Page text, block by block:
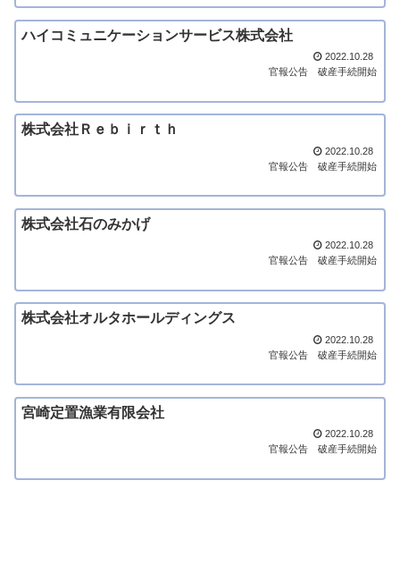
ハイコミュニケーションサービス株式会社
2022.10.28
官報公告
破産手続開始
株式会社Ｒｅｂｉｒｔｈ
2022.10.28
官報公告
破産手続開始
株式会社石のみかげ
2022.10.28
官報公告
破産手続開始
株式会社オルタホールディングス
2022.10.28
官報公告
破産手続開始
宮崎定置漁業有限会社
2022.10.28
官報公告
破産手続開始